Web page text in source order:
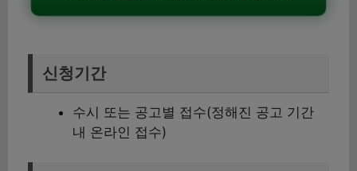
신청기간
수시 또는 공고별 접수(정해진 공고 기간
내 온라인 접수)